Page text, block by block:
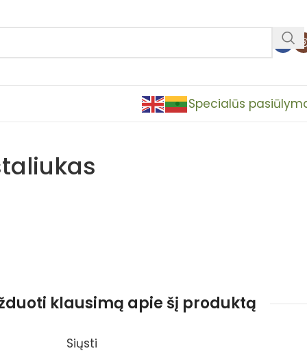
Specialūs
klausimą apie šį produktą
Siųsti